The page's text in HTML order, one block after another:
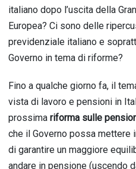
italiano dopo l’uscita della
Europea? Ci sono delle
previdenziale italiano e
Governo in tema di riforme?
Fino a qualche giorno fa, il
vista di lavoro e pensioni in
prossima riforma sulle
che il Governo possa mettere
di garantire un maggiore
andare in pensione (uscendo